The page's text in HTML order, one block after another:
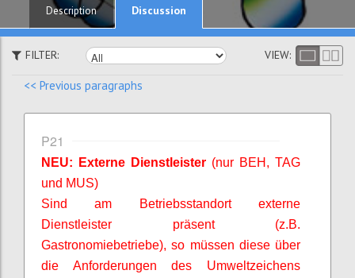
Description Discussion
FILTER: VIEW:
<< Previous paragraphs
P21
NEU: Externe Dienstleister (nur BEH, TAG
und MUS)
Sind am Betriebsstandort externe
Dienstleister präsent (z.B.
Gastronomiebetriebe), so müssen diese über
die Anforderungen des Umweltzeichens